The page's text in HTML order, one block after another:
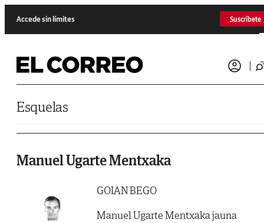
Accede sin límites Suscríbete
Esquelas
Manuel Ugarte Mentxaka
GOIAN BEGO
Manuel Ugarte Mentxaka jauna